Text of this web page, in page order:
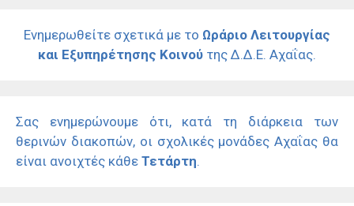
Ενημερωθείτε σχετικά με το Ωράριο Λειτουργίας
και Εξυπηρέτησης Κοινού της Δ.Δ.Ε. Αχαΐας.
Σας ενημερώνουμε ότι, κατά τη διάρκεια των
θερινών διακοπών, οι σχολικές μονάδες Αχαΐας θα
είναι ανοιχτές κάθε Τετάρτη.